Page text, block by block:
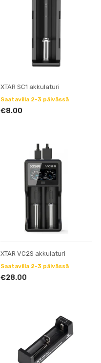
XTAR SC1 akkulaturi
Saatavilla 2-3 päivässä
€8.00
XTAR VC2S akkulaturi
Saatavilla 2-3 päivässä
€28.00